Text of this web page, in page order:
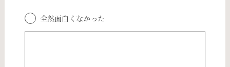
全然面白くなかった